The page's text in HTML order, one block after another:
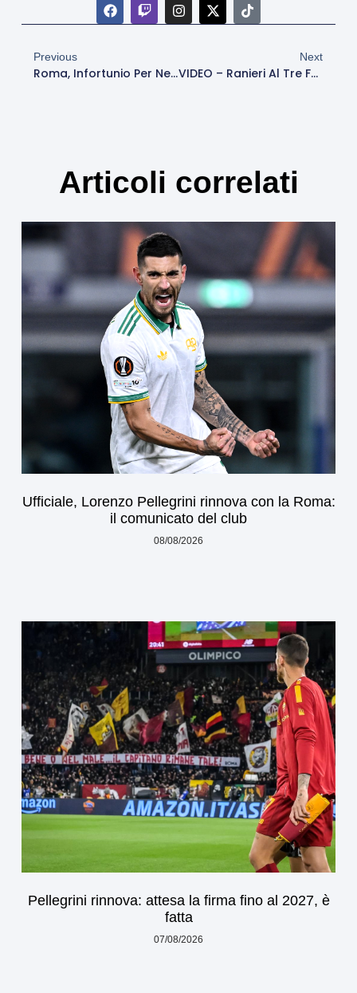
Previous
Roma, Infortunio Per Nelsson: Ne Avrà Per Due Settimane
Next
VIDEO – Ranieri Al Tre Fontane: “Grazie Per L’amore Che Ci Date. I Bambini Sono Il Futuro Della Roma”
Articoli correlati
Ufficiale, Lorenzo Pellegrini rinnova con la Roma:
il comunicato del club
08/08/2026
Pellegrini rinnova: attesa la firma fino al 2027, è
fatta
07/08/2026